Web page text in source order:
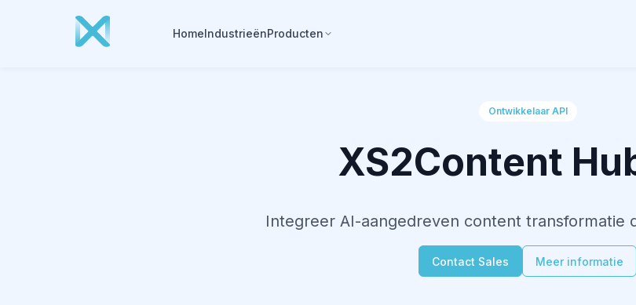
HomeIndustrieënProducten
Ontwikkelaar API
XS2Content
Integreer AI-aangedreven content transformatie
Contact Sales Meer informatie